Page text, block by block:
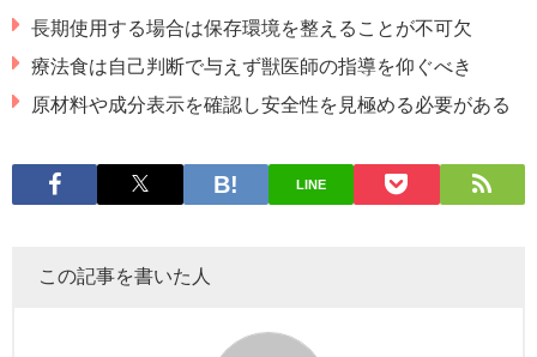
長期使用する場合は保存環境を整えることが不可欠
療法食は自己判断で与えず獣医師の指導を仰ぐべき
原材料や成分表示を確認し安全性を見極める必要がある
LINE
この記事を書いた人